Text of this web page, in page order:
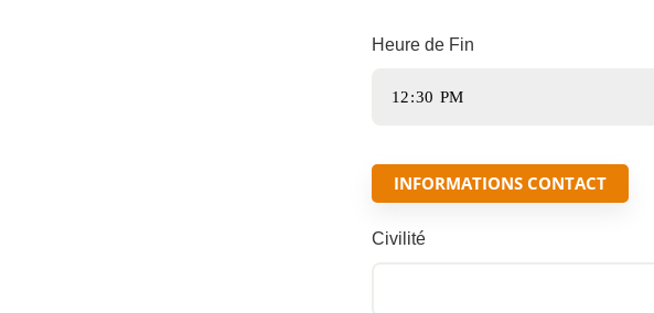
Heure de Fin
INFORMATIONS CONTACT
Civilité